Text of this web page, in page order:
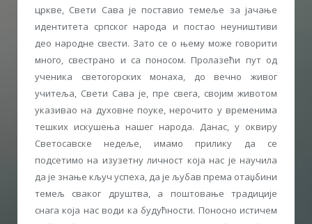
цркве, Свети Сава је поставио темеље за јачање
идентитета српског народа и постао неуништиви
део народне свести. Зато се о њему може говорити
много, свестрано и са поносом. Пролазећи пут од
ученика светогорских монаха, до вечно живог
учитеља, Свети Сава је, пре свега, својим животом
указивао на духовне поуке, нерочито у временима
тешких искушења нашег народа. Данас, у оквиру
Светосавске недеље, имамо прилику да се
подсетимо на изузетну личност која нас је научила
да је знање кључ успеха, да је љубав према отаџбини
темељ сваког друштва, а поштовање традиције
снага која нас води ка будућности. Поносно истичем